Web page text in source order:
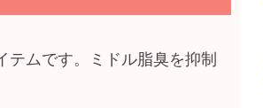
テムです。ミドル脂臭を抑制